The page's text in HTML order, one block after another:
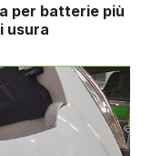
per batterie più
usura